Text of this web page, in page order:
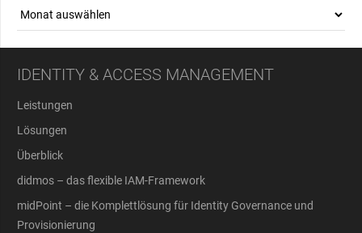
Archiv
IDENTITY & ACCESS MANAGEMENT
Leistungen
Lösungen
Überblick
didmos – das flexible IAM-Framework
midPoint – die Komplettlösung für Identity Governance und
Provisionierung